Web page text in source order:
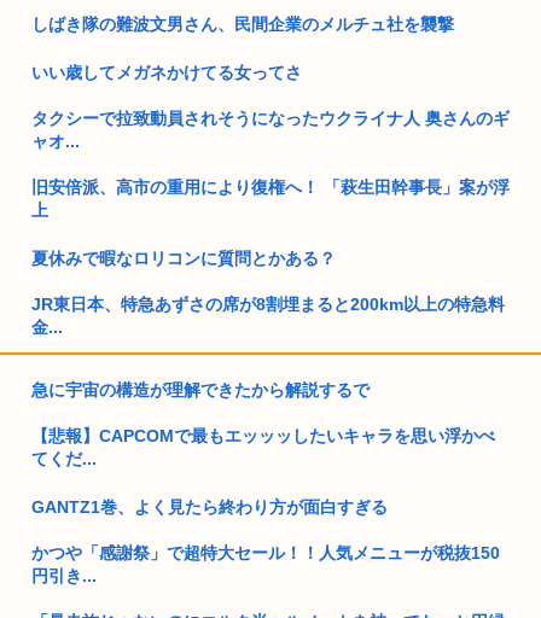
しばき隊の難波文男さん、民間企業のメルチュ社を襲撃
いい歳してメガネかけてる女ってさ
タクシーで拉致動員されそうになったウクライナ人 奥さんのギ
ャオ...
旧安倍派、高市の重用により復権へ！ 「萩生田幹事長」案が浮
上
夏休みで暇なロリコンに質問とかある？
JR東日本、特急あずさの席が8割埋まると200km以上の特急料
金...
を要...
好きでもない女性と付き合ってしまった…
は上訴...
15歳少女に性的暴行した54歳、明らかにケンモメン
急に宇宙の構造が理解できたから解説するで
【悲報】CAPCOMで最もエッッッしたいキャラを思い浮かべ
てくだ...
GANTZ1巻、よく見たら終わり方が面白すぎる
かつや「感謝祭」で超特大セール！！人気メニューが税抜150
円引き...